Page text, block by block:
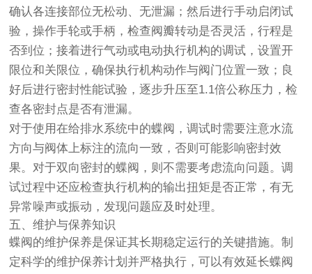
确认各连接部位无松动、无泄漏；然后进行手动启闭试
验，操作手轮或手柄，检查阀瓣转动是否灵活，行程是
否到位；接着进行气动或电动执行机构的调试，设置开
限位和关限位，确保执行机构动作与阀门位置一致；良
好后进行密封性能试验，逐步升压至1.1倍公称压力，检
查各密封点是否有泄漏。
对于使用在给排水系统中的蝶阀，调试时需要注意水流
方向与阀体上标注的流向一致，否则可能影响密封效
果。对于双向密封的蝶阀，则不需要考虑流向问题。调
试过程中还应检查执行机构的输出扭矩是否正常，有无
异常噪声或振动，发现问题应及时处理。
五、维护与保养知识
蝶阀的维护保养是保证其长期稳定运行的关键措施。制
定科学的维护保养计划并严格执行，可以有效延长蝶阀